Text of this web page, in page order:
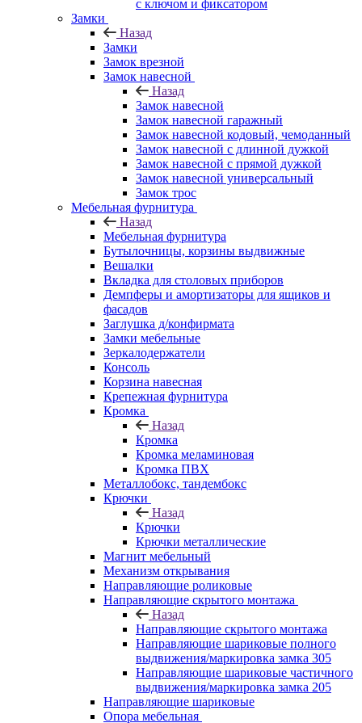
с ключом и фиксатором
Замки
Назад
Замки
Замок врезной
Замок навесной
Назад
Замок навесной
Замок навесной гаражный
Замок навесной кодовый, чемоданный
Замок навесной с длинной дужкой
Замок навесной с прямой дужкой
Замок навесной универсальный
Замок трос
Мебельная фурнитура
Назад
Мебельная фурнитура
Бутылочницы, корзины выдвижные
Вешалки
Вкладка для столовых приборов
Демпферы и амортизаторы для ящиков и
фасадов
Заглушка д/конфирмата
Замки мебельные
Зеркалодержатели
Консоль
Корзина навесная
Крепежная фурнитура
Кромка
Назад
Кромка
Кромка меламиновая
Кромка ПВХ
Металлобокс, тандембокс
Крючки
Назад
Крючки
Крючки металлические
Магнит мебельный
Механизм открывания
Направляющие роликовые
Направляющие скрытого монтажа
Назад
Направляющие скрытого монтажа
Направляющие шариковые полного
выдвижения/маркировка замка 305
Направляющие шариковые частичного
выдвижения/маркировка замка 205
Направляющие шариковые
Опора мебельная